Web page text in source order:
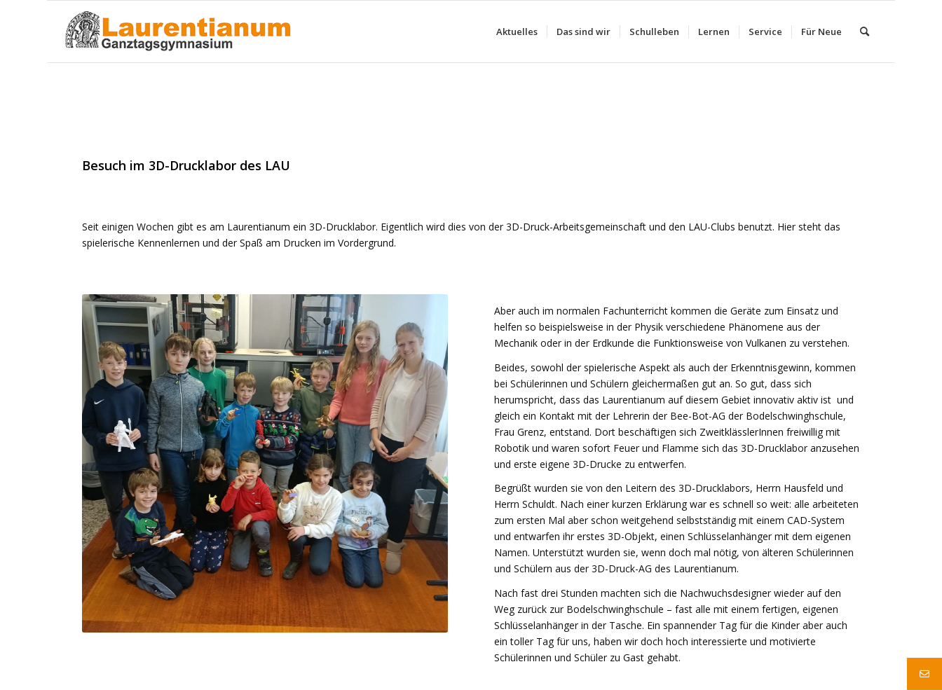
Aktuelles Das sind wir Schulleben Lernen Service Für Neue
Besuch im 3D-Drucklabor des LAU
Seit einigen Wochen gibt es am Laurentianum ein 3D-Drucklabor. Eigentlich wird dies von der 3D-Druck-Arbeitsgemeinschaft und den LAU-Clubs benutzt. Hier steht das
spielerische Kennenlernen und der Spaß am Drucken im Vordergrund.
Aber auch im normalen Fachunterricht kommen die Geräte zum Einsatz und
helfen so beispielsweise in der Physik verschiedene Phänomene aus der
Mechanik oder in der Erdkunde die Funktionsweise von Vulkanen zu verstehen.
Beides, sowohl der spielerische Aspekt als auch der Erkenntnisgewinn, kommen
bei Schülerinnen und Schülern gleichermaßen gut an. So gut, dass sich
herumspricht, dass das Laurentianum auf diesem Gebiet innovativ aktiv ist und
gleich ein Kontakt mit der Lehrerin der Bee-Bot-AG der Bodelschwinghschule,
Frau Grenz, entstand. Dort beschäftigen sich ZweitklässlerInnen freiwillig mit
Robotik und waren sofort Feuer und Flamme sich das 3D-Drucklabor anzusehen
und erste eigene 3D-Drucke zu entwerfen.
Begrüßt wurden sie von den Leitern des 3D-Drucklabors, Herrn Hausfeld und
Herrn Schuldt. Nach einer kurzen Erklärung war es schnell so weit: alle arbeiteten
zum ersten Mal aber schon weitgehend selbstständig mit einem CAD-System
und entwarfen ihr erstes 3D-Objekt, einen Schlüsselanhänger mit dem eigenen
Namen. Unterstützt wurden sie, wenn doch mal nötig, von älteren Schülerinnen
und Schülern aus der 3D-Druck-AG des Laurentianum.
Nach fast drei Stunden machten sich die Nachwuchsdesigner wieder auf den
Weg zurück zur Bodelschwinghschule – fast alle mit einem fertigen, eigenen
Schlüsselanhänger in der Tasche. Ein spannender Tag für die Kinder aber auch
ein toller Tag für uns, haben wir doch hoch interessierte und motivierte
Schülerinnen und Schüler zu Gast gehabt.